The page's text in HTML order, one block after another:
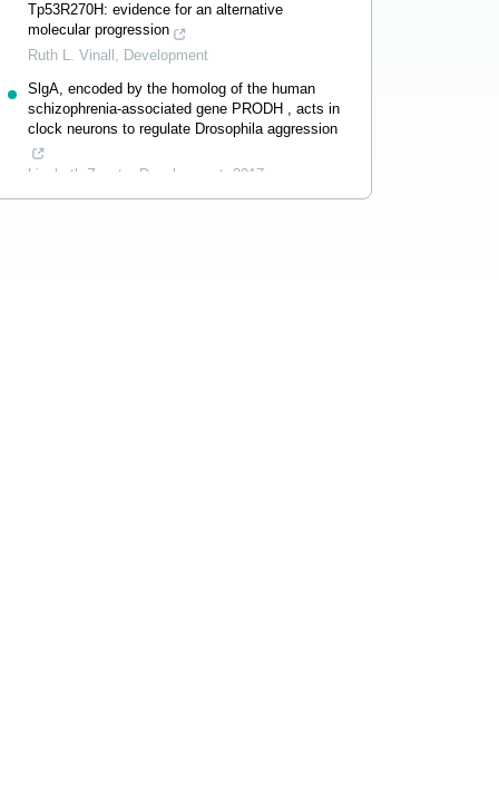
Tp53R270H: evidence for an alternative
molecular progression
Ruth L. Vinall , Development
SlgA, encoded by the homolog of the human
schizophrenia-associated gene PRODH , acts in
clock neurons to regulate Drosophila aggression
Liesbeth Zwarts Development 2017